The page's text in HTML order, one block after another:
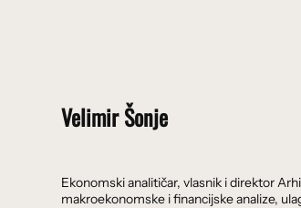
Velimir Šonje
Ekonomski analitičar, vlasnik i direktor
makroekonomske i financijske analize,